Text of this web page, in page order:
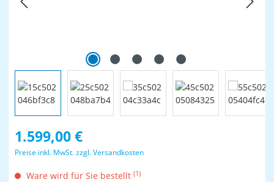
Regulärer Preis:
1.599,00 €
Preise inkl. MwSt. zzgl. Versandkosten
Ware wird für Sie bestellt (1)